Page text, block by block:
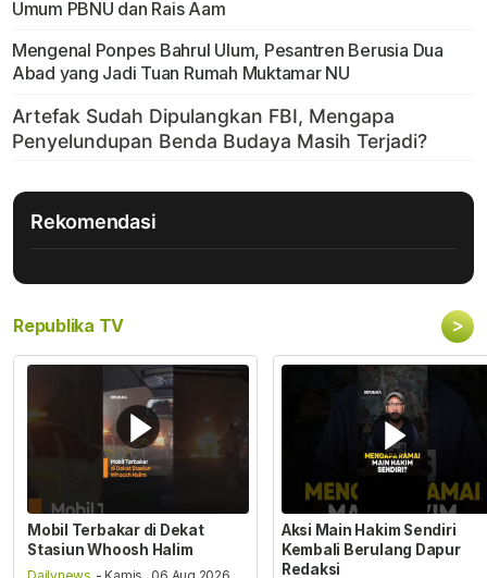
Umum PBNU dan Rais Aam
Mengenal Ponpes Bahrul Ulum, Pesantren Berusia Dua
Abad yang Jadi Tuan Rumah Muktamar NU
Rekomendasi
Republika TV >
Mobil Terbakar di Dekat
Stasiun Whoosh Halim
Aksi Main Hakim Sendiri
Kembali Berulang Dapur
Redaksi